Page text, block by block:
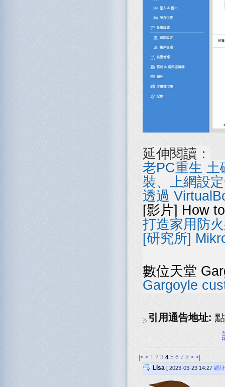
延伸閱讀：
老PC重生 土
裝、上網設
透過
[影片] How
打造家用防
[研究所]
數位天堂
Gargoyle
引用通告地址:
|< < 1 2 3 4 5 6 7 8 > >|
Lisa [ 2023-03-23 14:27 網址